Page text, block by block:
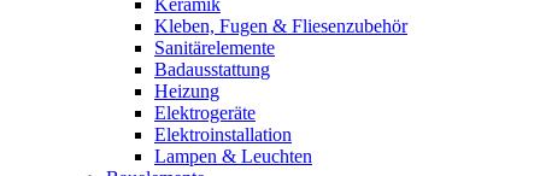
Keramik
Kleben, Fugen & Fliesenzubehör
Sanitärelemente
Badausstattung
Heizung
Elektrogeräte
Elektroinstallation
Lampen & Leuchten